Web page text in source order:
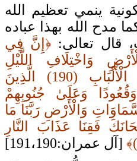
ينمي تعظيم الله
مدح الله بهذا عباده
قال تعالى: ﴿إِنَّ فِي
وَاخْتِلَافِ اللَّيْلِ
وَالنَّهَارِ لَآيَاتٍ لِّأُولِي الْأَلْبَابِ (190) الَّذِينَ
وَعَلَىٰ جُنُوبِهِمْ
وَالْأَرْضِ رَبَّنَا مَا
فَقِنَا عَذَابَ النَّارِ